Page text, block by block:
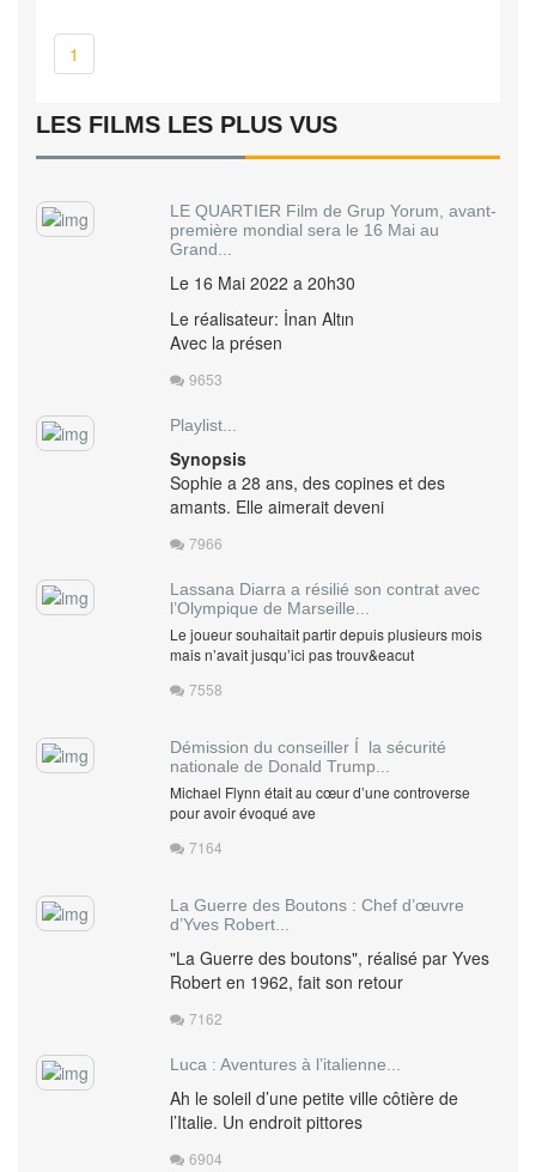
1
LES FILMS LES PLUS VUS
LE QUARTIER Film de Grup Yorum, avant-
première mondial sera le 16 Mai au
Grand...
Le 16 Mai 2022 a 20h30
Le réalisateur: İnan Altın
Avec la présen
9653
Playlist...
Synopsis
Sophie a 28 ans, des copines et des
amants. Elle aimerait deveni
7966
Lassana Diarra a résilié son contrat avec
l’Olympique de Marseille...
Le joueur souhaitait partir depuis plusieurs mois
mais n’avait jusqu’ici pas trouv&eacut
7558
Démission du conseiller Í la sécurité
nationale de Donald Trump...
Michael Flynn était au cœur d’une controverse
pour avoir évoqué ave
7164
La Guerre des Boutons : Chef d’œuvre
d’Yves Robert...
"La Guerre des boutons", réalisé par Yves
Robert en 1962, fait son retour
7162
Luca : Aventures à l’italienne...
Ah le soleil d’une petite ville côtière de
l’Italie. Un endroit pittores
6904